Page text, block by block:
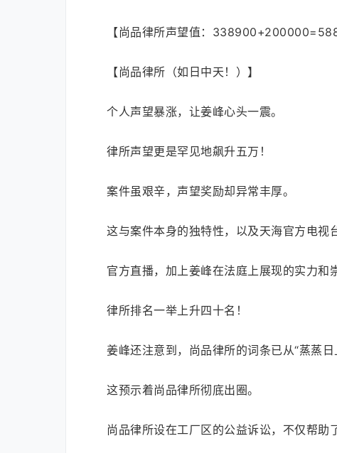
【尚品律所声望值：
【尚品律所（如日中天！）】
个人声望暴涨，让姜峰心头一震。
律所声望更是罕见地飙升五万！
案件虽艰辛，声望奖励却异常丰厚。
这与案件本身的独特性，以及天海官方电视
官方直播，加上姜峰在法庭上展现的实力和
律所排名一举上升四十名！
姜峰还注意到，尚品律所的词条已从“蒸蒸日
这预示着尚品律所彻底出圈。
尚品律所设在工厂区的公益诉讼，不仅帮助